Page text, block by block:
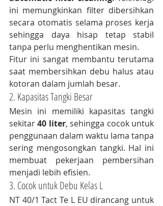
ini memungkinkan filter dibersihkan
secara otomatis selama proses kerja
sehingga daya hisap tetap stabil
tanpa perlu menghentikan mesin.
Fitur ini sangat membantu terutama
saat membersihkan debu halus atau
kotoran dalam jumlah besar.
2. Kapasitas Tangki Besar
Mesin ini memiliki kapasitas tangki
sekitar 40 liter, sehingga cocok untuk
penggunaan dalam waktu lama tanpa
sering mengosongkan tangki. Hal ini
membuat pekerjaan pembersihan
menjadi lebih efisien.
3. Cocok untuk Debu Kelas L
NT 40/1 Tact Te L EU dirancang untuk